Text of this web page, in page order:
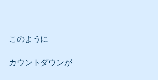
このように
カウントダウンが